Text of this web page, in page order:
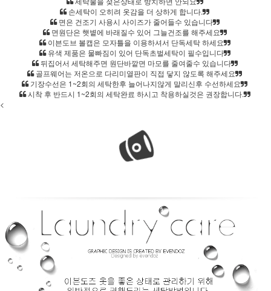
홈으로가기
이전페이지
관련상품..
상품문의하기
회원가입
손세탁이 오히려 옷감을 더 상하게 합니다.
면은 건조기 사용시 사이즈가 줄어들수 있습니다
면원단은 햇볕에 바래질수 있어 그늘건조를 해주세요
이븐도브 볼캡은 모자틀을 이용하셔서 단독세탁 하세요
유색 제품은 물빠짐이 있어 단독초벌세탁이 필수입니다
뒤집어서 세탁해주면 원단바깥면 마모를 줄여줄수 있습니다
골프웨어는 저온으로 다리미열판이 직접 닿지 않도록 해주세요
기장수선은 1~2회의 세탁한후 늘어나지않게 말리신후 수선하세요
시착 후 반드시 1~2회의 세탁완료 하시고 착용하실것은 권장합니다.
<